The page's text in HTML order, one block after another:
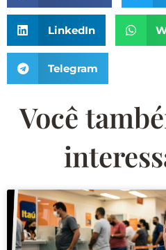
LinkedIn
Telegram
Você